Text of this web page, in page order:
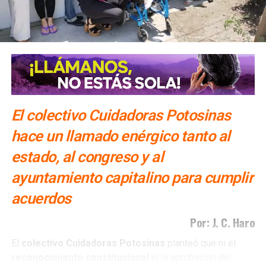
ARTÍCULOS RELACIONADOS: COVID-19
MENORES DE EDAD
VACUNAS
SIGUIENTE
Tumban convenio ventajoso de Villa Magna; Todos
van a pagar su agua: Ayto e Interapas
NO TE PIERDAS
UASLP y gobierno chocan por becas de transporte
El colectivo Cuidadoras Potosinas
hace un llamado enérgico tanto al
estado, al congreso y al
ayuntamiento capitalino para cumplir
acuerdos
Por: J. C. Haro
El colectivo Cuidadoras Potosinas
planteó que ni el